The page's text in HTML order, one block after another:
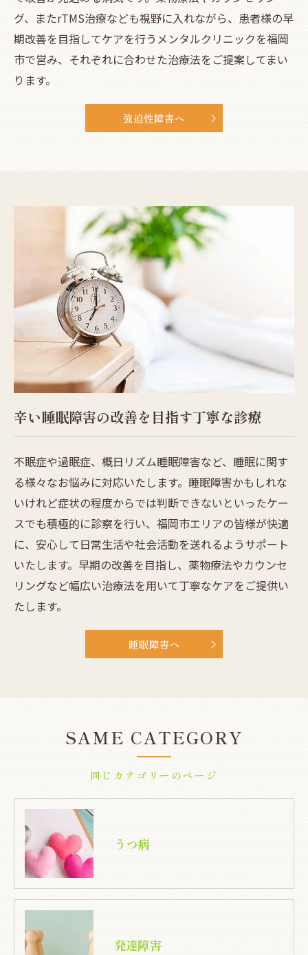
グ、またrTMS治療なども視野に入れながら、患者様の早
期改善を目指してケアを行うメンタルクリニックを福岡
市で営み、それぞれに合わせた治療法をご提案してまい
ります。
強迫性障害へ
辛い睡眠障害の改善を目指す丁寧な診療
不眠症や過眠症、概日リズム睡眠障害など、睡眠に関す
る様々なお悩みに対応いたします。睡眠障害かもしれな
いけれど症状の程度からでは判断できないといったケー
スでも積極的に診察を行い、福岡市エリアの皆様が快適
に、安心して日常生活や社会活動を送れるようサポート
いたします。早期の改善を目指し、薬物療法やカウンセ
リングなど幅広い治療法を用いて丁寧なケアをご提供い
たします。
睡眠障害へ
同じカテゴリーのページ
SAME CATEGORY
うつ病
発達障害